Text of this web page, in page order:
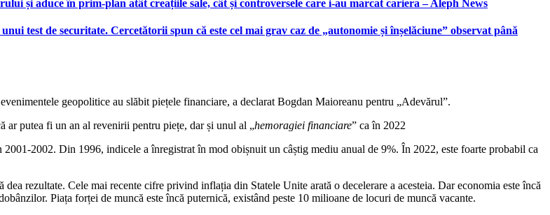
și aduce în prim-plan atât creațiile sale, cât și controversele care i-au marcat cariera – Aleph News
test de securitate. Cercetătorii spun că este cel mai grav caz de „autonomie și înșelăciune” observat până
geopolitice au slăbit piețele financiare, a declarat Bogdan Maioreanu pentru „Adevărul”.
ar putea fi un an al revenirii pentru piețe, dar și unul al „hemoragiei financiare” ca în 2022
2002. Din 1996, indicele a înregistrat în mod obișnuit un câștig mediu anual de 9%. În 2022, este foarte probabil ca
rezultate. Cele mai recente cifre privind inflația din Statele Unite arată o decelerare a acesteia. Dar economia este încă
Piața forței de muncă este încă puternică, existând peste 10 milioane de locuri de muncă vacante.